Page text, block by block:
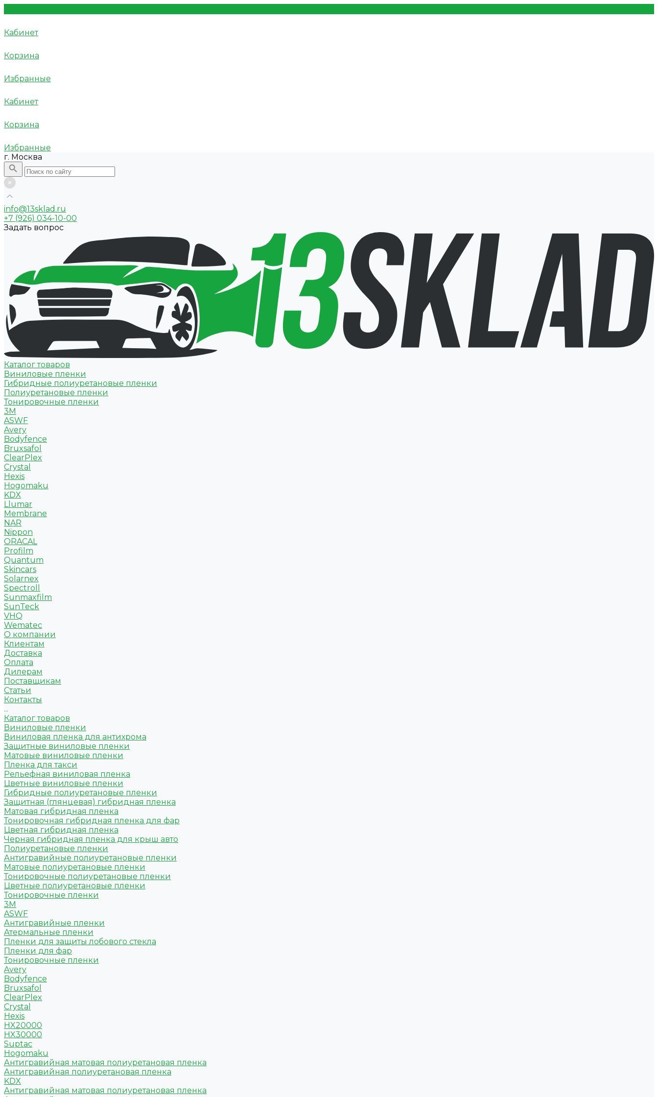
Кабинет
Корзина
Избранные
Кабинет
Корзина
Избранные
г. Москва
info@13sklad.ru
+7 (926) 034-10-00
Задать вопрос
Каталог товаров
Виниловые пленки
Гибридные полиуретановые пленки
Полиуретановые пленки
Тонировочные пленки
3M
ASWF
Avery
Bodyfence
Bruxsafol
ClearPlex
Crystal
Hexis
Hogomaku
KDX
Llumar
Membrane
NAR
Nippon
ORACAL
Profilm
Quantum
Skincars
Solarnex
Spectroll
Sunmaxfilm
SunTeck
VHQ
Wematec
О компании
Клиентам
Доставка
Оплата
Дилерам
Поставщикам
Статьи
Контакты
...
Каталог товаров
Виниловые пленки
Виниловая пленка для антихрома
Защитные виниловые пленки
Матовые виниловые пленки
Пленка для такси
Рельефная виниловая пленка
Цветные виниловые пленки
Гибридные полиуретановые пленки
Защитная (глянцевая) гибридная пленка
Матовая гибридная пленка
Тонировочная гибридная пленка для фар
Цветная гибридная пленка
Черная гибридная пленка для крыш авто
Полиуретановые пленки
Антигравийные полиуретановые пленки
Матовые полиуретановые пленки
Тонировочные полиуретановые пленки
Цветные полиуретановые пленки
Тонировочные пленки
3M
ASWF
Антигравийные пленки
Атермальные пленки
Пленки для защиты лобового стекла
Пленки для фар
Тонировочные пленки
Avery
Bodyfence
Bruxsafol
ClearPlex
Crystal
Hexis
HX20000
HX30000
Suptac
Hogomaku
Антигравийная матовая полиуретановая пленка
Антигравийная полиуретановая пленка
KDX
Антигравийная матовая полиуретановая пленка